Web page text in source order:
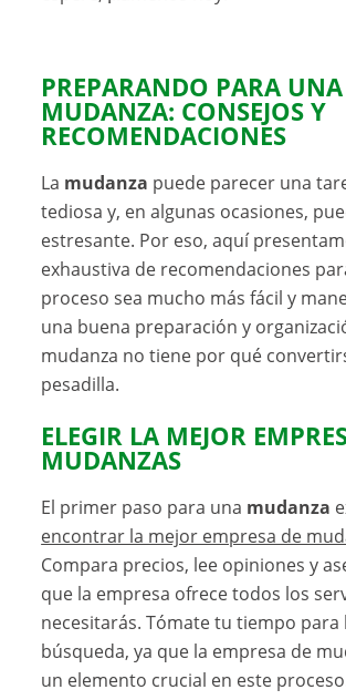
PREPARANDO PARA UNA
MUDANZA: CONSEJOS Y
RECOMENDACIONES
La mudanza puede parecer una
tediosa y, en algunas ocasiones,
estresante. Por eso, aquí
exhaustiva de recomendaciones
proceso sea mucho más fácil y
una buena preparación y
mudanza no tiene por qué
pesadilla.
ELEGIR LA MEJOR
MUDANZAS
El primer paso para una mudanza
encontrar la mejor empresa de
Compara precios, lee opiniones y
que la empresa ofrece todos los
necesitarás. Tómate tu tiempo para
búsqueda, ya que la empresa de
un elemento crucial en este